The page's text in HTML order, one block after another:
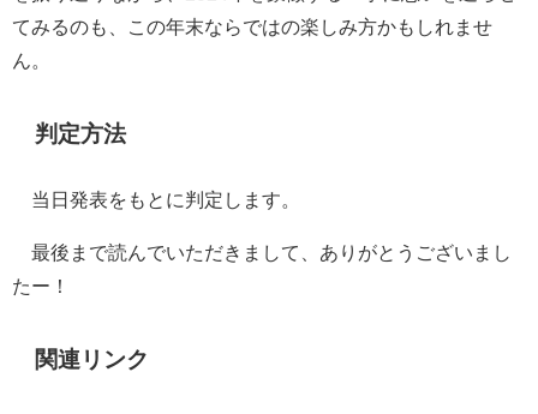
てみるのも、この年末ならではの楽しみ方かもしれませ
ん。
判定方法
当日発表をもとに判定します。
最後まで読んでいただきまして、ありがとうございまし
たー！
関連リンク